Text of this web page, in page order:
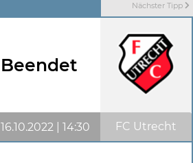
Nächster Tipp
Beendet
16.10.2022 | 14:30 FC Utrecht